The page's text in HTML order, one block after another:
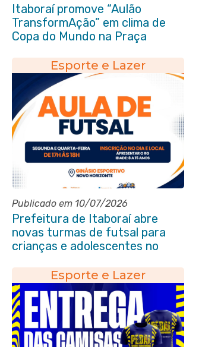
Itaboraí promove “Aulão
TransformAção” em clima de
Copa do Mundo na Praça
Esporte e Lazer
Publicado em 10/07/2026
Prefeitura de Itaboraí abre
novas turmas de futsal para
crianças e adolescentes no
Esporte e Lazer